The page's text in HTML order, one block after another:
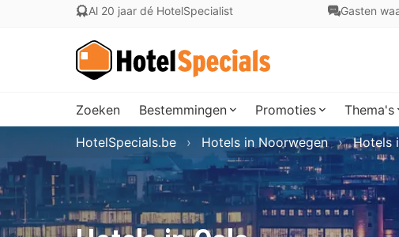
Al 20 jaar dé HotelSpecialist Gasten
Zoeken Bestemmingen Promoties Thema's
HotelSpecials.be Hotels in Noorwegen Hotels